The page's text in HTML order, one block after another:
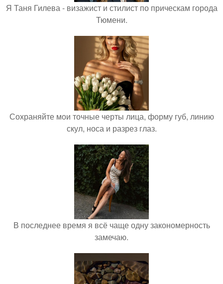
Я Таня Гилева - визажист и стилист по прическам города
Тюмени.
Сохраняйте мои точные черты лица, форму губ, линию
скул, носа и разрез глаз.
В последнее время я всё чаще одну закономерность
замечаю.